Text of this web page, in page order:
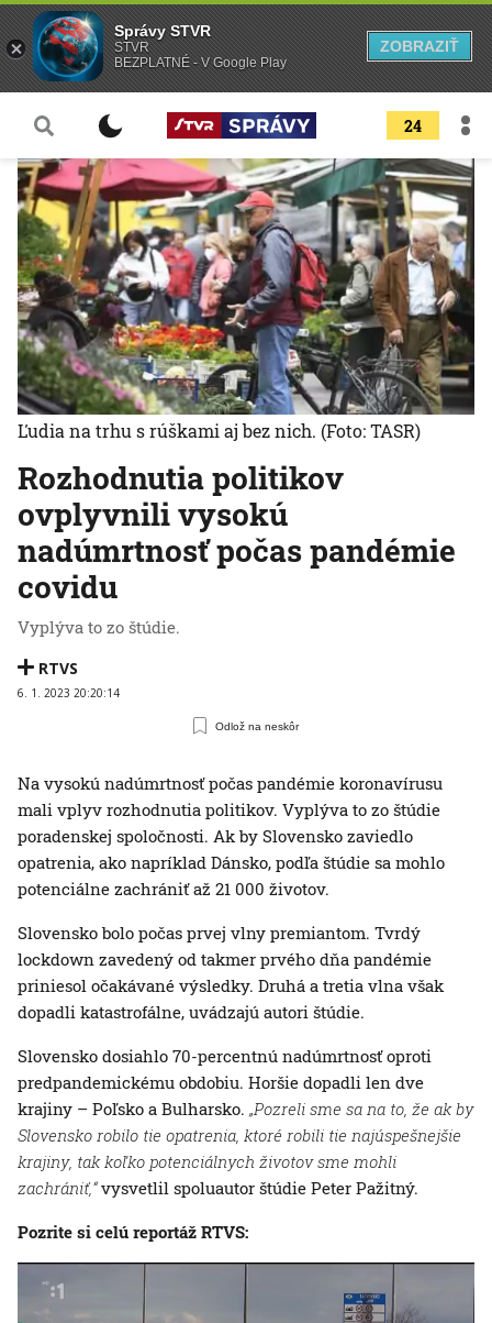
24
Rozhodnutia politikov
ovplyvnili vysokú
nadúmrtnosť počas pandémie
covidu
Vyplýva to zo štúdie.
RTVS
6. 1. 2023 20:20:14
Odlož na neskôr
Ľudia na trhu s rúškami aj bez nich. (Foto: TASR)
Na vysokú nadúmrtnosť počas pandémie koronavírusu
mali vplyv rozhodnutia politikov. Vyplýva to zo štúdie
poradenskej spoločnosti. Ak by Slovensko zaviedlo
opatrenia, ako napríklad Dánsko, podľa štúdie sa mohlo
potenciálne zachrániť až 21 000 životov.
Slovensko bolo počas prvej vlny premiantom. Tvrdý
lockdown zavedený od takmer prvého dňa pandémie
priniesol očakávané výsledky. Druhá a tretia vlna však
dopadli katastrofálne, uvádzajú autori štúdie.
Slovensko dosiahlo 70-percentnú nadúmrtnosť oproti
predpandemickému obdobiu. Horšie dopadli len dve
krajiny – Poľsko a Bulharsko. „Pozreli sme sa na to, že ak by
Slovensko robilo tie opatrenia, ktoré robili tie najúspešnejšie
krajiny, tak koľko potenciálnych životov sme mohli
zachrániť,“vysvetlil spoluautor štúdie Peter Pažitný.
Pozrite si celú reportáž RTVS:
Správy STVR
STVR
BEZPLATNÉ - V Google Play
ZOBRAZIŤ